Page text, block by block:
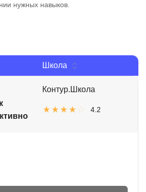
нужных навыков.
Школа
Контур.Школа
4.2